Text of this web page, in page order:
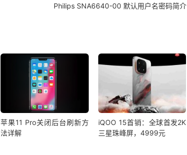
Philips SNA6640-00 默认用户名密码简介
苹果11 Pro关闭后台刷新方
法详解
iQOO 15首销：全球首发2K
三星珠峰屏，4999元